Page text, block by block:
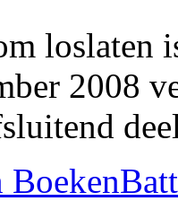
loslaten
2008